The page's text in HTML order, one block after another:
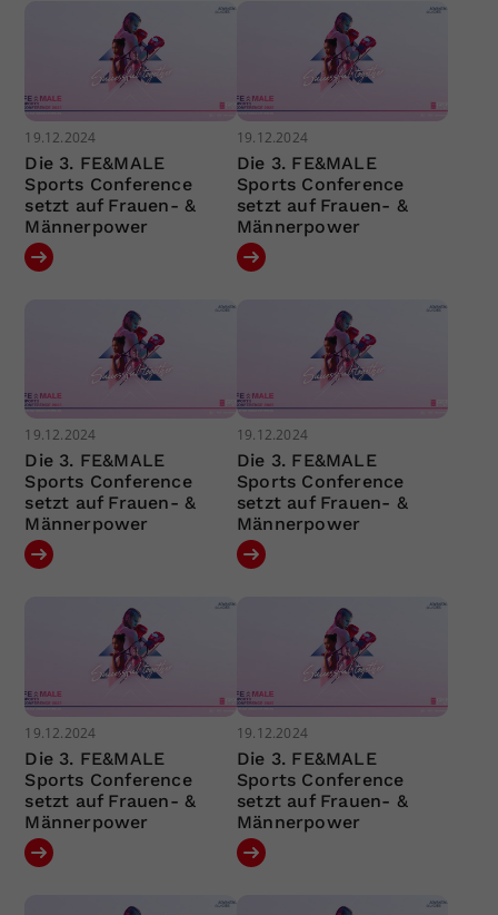
19.12.2024
Die 3. FE&MALE
Sports Conference
setzt auf Frauen- &
Männerpower
19.12.2024
Die 3. FE&MALE
Sports Conference
setzt auf Frauen- &
Männerpower
19.12.2024
Die 3. FE&MALE
Sports Conference
setzt auf Frauen- &
Männerpower
19.12.2024
Die 3. FE&MALE
Sports Conference
setzt auf Frauen- &
Männerpower
19.12.2024
Die 3. FE&MALE
Sports Conference
setzt auf Frauen- &
Männerpower
19.12.2024
Die 3. FE&MALE
Sports Conference
setzt auf Frauen- &
Männerpower